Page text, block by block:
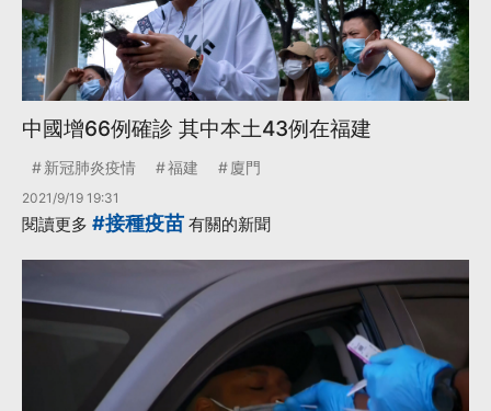
中國增66例確診 其中本土43例在福建
新冠肺炎疫情 福建 廈門
2021/9/19 19:31
閱讀更多 #接種疫苗 有關的新聞